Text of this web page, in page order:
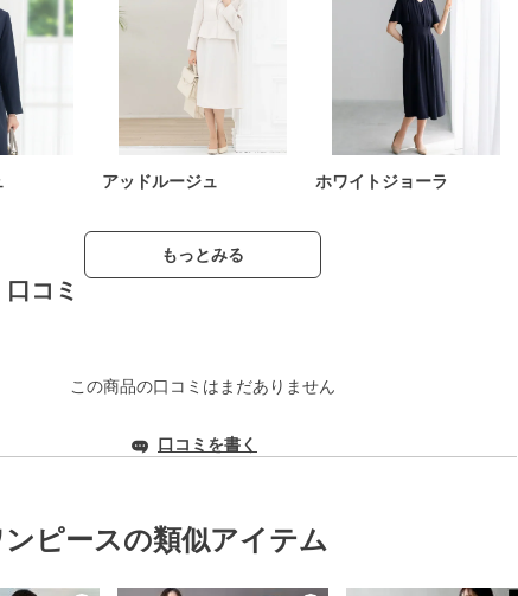
アッドルージュ ホワイトジョーラ
もっとみる
コミ
この商品の口コミはまだありません
口コミを書く
ピースの類似アイテム